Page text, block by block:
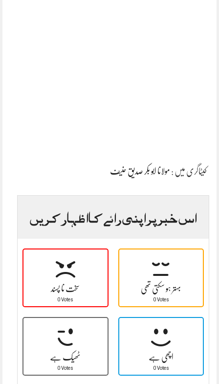
کیٹاگری میں : مولانا ابو بکر صدیق حنیف
اس خبر پر اپنی رائے کا اظہار کریں
سخت نا پسند
0 Votes
بہتر ہو سکتی تھی
0 Votes
ٹھیک ہے
0 Votes
اچھی ہے
0 Votes